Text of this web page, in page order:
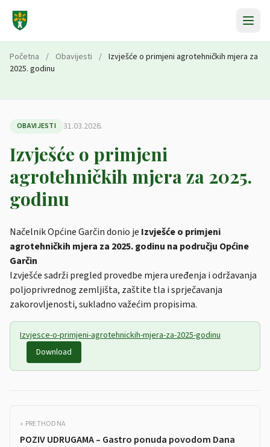
Početna / Obavijesti / Izvješće o primjeni agrotehničkih mjera za
2025. godinu
OBAVIJESTI 31.03.2026.
Izvješće o primjeni
agrotehničkih mjera za 2025.
godinu
Načelnik Općine Garčin donio je Izvješće o primjeni
agrotehničkih mjera za 2025. godinu na području Općine
Garčin
Izvješće sadrži pregled provedbe mjera uređenja i održavanja
poljoprivrednog zemljišta, zaštite tla i sprječavanja
zakorovljenosti, sukladno važećim propisima.
Izvjesce-o-primjeni-agrotehnickih-mjera-za-2025-godinu
Download
« PRETHODNA
POZIV UDRUGAMA – Gastro ponuda povodom Dana